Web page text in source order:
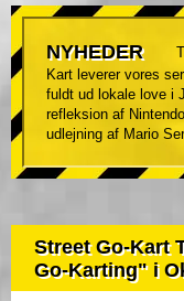
NYHEDER
Kart leverer vores
fuldt ud lokale love i
refleksion af
udlejning af Mario
Street Go-Kart
Go-Karting" i